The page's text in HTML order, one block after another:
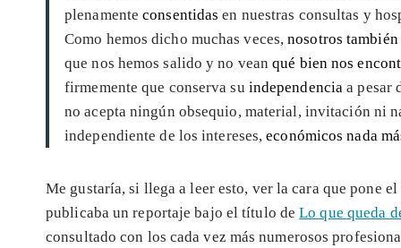
plenamenteconsentidasen nuestras consultas y
Como hemos dicho muchas veces,nosotros
que nos hemos salido y no veanqué bien nos
firmemente que conserva su independenciaa pesar
no acepta ningún obsequio, material, invitación ni
independiente de los intereses,económicos nada
Me gustaría, si llega a leer esto, ver la cara que pone
publicaba un reportaje bajo el título deLo que queda
consultado con los cada vez más numerosos